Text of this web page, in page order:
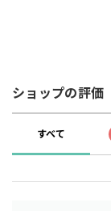
ショップの評価
すべて